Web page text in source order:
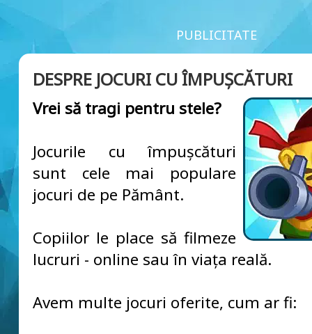
PUBLICITATE
DESPRE JOCURI CU ÎMPUȘCĂTURI
Vrei să tragi pentru stele?
Jocurile cu împușcături
sunt cele mai populare
jocuri de pe Pământ.
Copiilor le place să filmeze
lucruri - online sau în viața reală.
Avem multe jocuri oferite, cum ar fi: